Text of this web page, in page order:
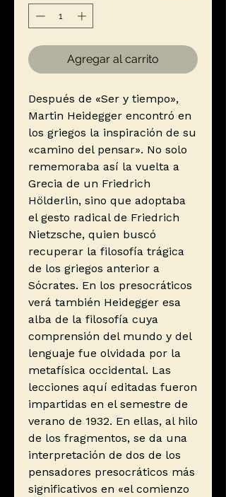
Agregar al carrito
Después de «Ser y tiempo»,
Martin Heidegger encontró en
los griegos la inspiración de su
«camino del pensar». No solo
rememoraba así la vuelta a
Grecia de un Friedrich
Hölderlin, sino que adoptaba
el gesto radical de Friedrich
Nietzsche, quien buscó
recuperar la filosofía trágica
de los griegos anterior a
Sócrates. En los presocráticos
verá también Heidegger esa
alba de la filosofía cuya
comprensión del mundo y del
lenguaje fue olvidada por la
metafísica occidental. Las
lecciones aquí editadas fueron
impartidas en el semestre de
verano de 1932. En ellas, al hilo
de los fragmentos, se da una
interpretación de dos de los
pensadores presocráticos más
significativos en «el comienzo